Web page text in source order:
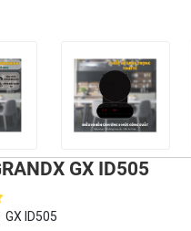
GX ID505
GX ID505